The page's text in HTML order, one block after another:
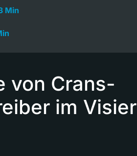
Min
von Crans-
im Visier